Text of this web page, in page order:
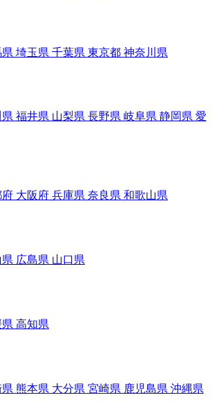
埼玉県 千葉県 東京都 神奈川県
福井県 山梨県 長野県 岐阜県 静岡県 愛
府 大阪府 兵庫県 奈良県 和歌山県
県 広島県 山口県
高知県
熊本県 大分県 宮崎県 鹿児島県 沖縄県